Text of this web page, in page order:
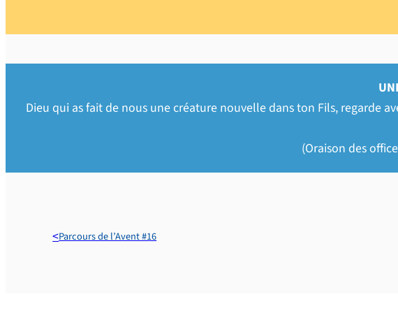
Dieu qui as fait de nous une créature nouvelle dans ton Fils, regarde
(Oraison des
Parcours de l’Avent #16